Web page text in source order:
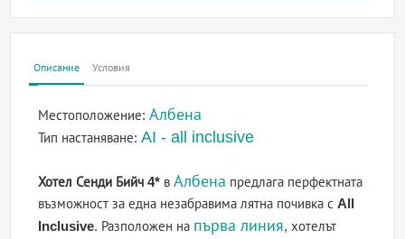
Описание Условия
Местоположение:Албена
Тип настаняване:AI - all inclusive
Хотел Сенди Бийч 4* вАлбена предлага перфектната
възможност за една незабравима лятна почивка сAll
Inclusive. Разположен на първа линия, хотелът